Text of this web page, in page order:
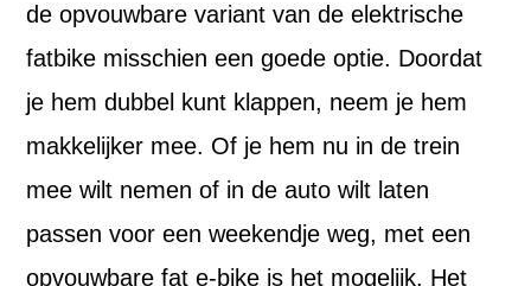
de opvouwbare variant van de elektrische
fatbike misschien een goede optie. Doordat
je hem dubbel kunt klappen, neem je hem
makkelijker mee. Of je hem nu in de trein
mee wilt nemen of in de auto wilt laten
passen voor een weekendje weg, met een
opvouwbare fat e-bike is het mogelijk. Het